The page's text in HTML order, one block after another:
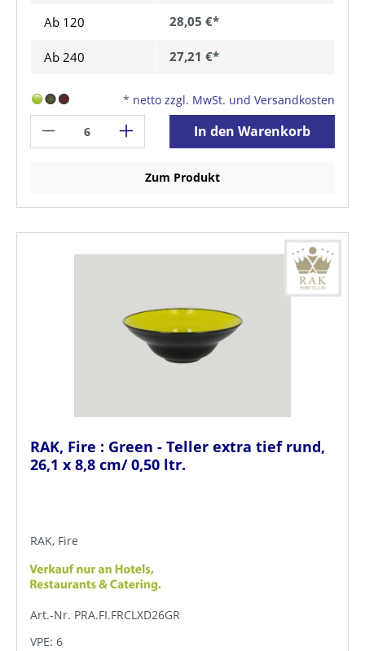
Ab 120 28,05 €*
Ab 240 27,21 €*
* netto zzgl. MwSt. und Versandkosten
In den Warenkorb
Zum Produkt
RAK, Fire : Green - Teller extra tief rund,
26,1 x 8,8 cm/ 0,50 ltr.
RAK, Fire
Art.-Nr. PRA.FI.FRCLXD26GR
VPE: 6